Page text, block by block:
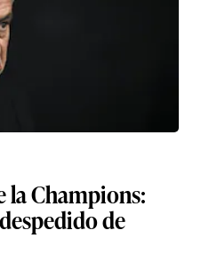
la Champions:
de